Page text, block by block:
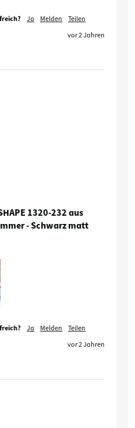
Ja Melden
Teilen
vor 2 Jahren
1320-232 aus
- Schwarz matt
Ja Melden
Teilen
vor 2 Jahren